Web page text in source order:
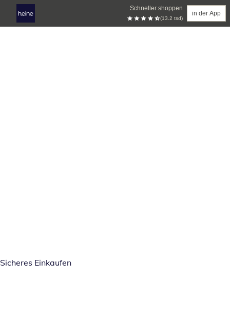
Schneller shoppen
(13.2 tsd)
in der App
Sicheres Einkaufen